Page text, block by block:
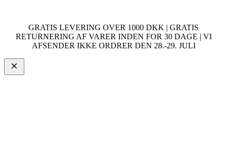
GRATIS LEVERING OVER 1000 DKK | GRATIS
RETURNERING AF VARER INDEN FOR 30 DAGE | VI
AFSENDER IKKE ORDRER DEN 28.-29. JULI